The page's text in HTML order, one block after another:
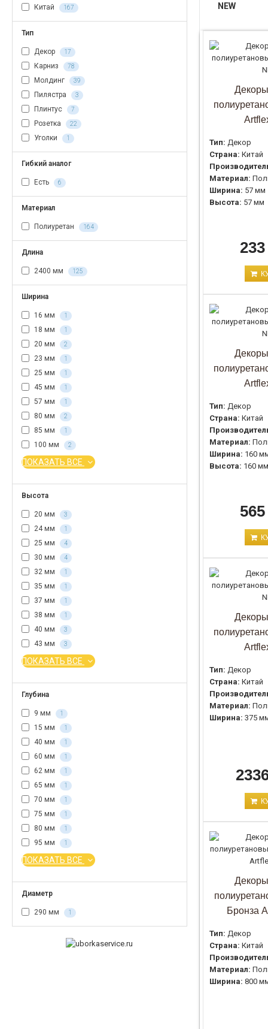
Китай 167
Тип
Декор 17
Карниз 78
Молдинг 39
Пилястра 3
Плинтус 7
Розетка 22
Уголки 1
Гибкий аналог
Есть 6
Материал
Полиуретан 164
Длина
2400 мм 125
Ширина
16 мм 1
18 мм 1
20 мм 2
23 мм 1
25 мм 1
45 мм 1
57 мм 1
80 мм 2
85 мм 1
100 мм 2
ПОКАЗАТЬ ВСЕ
Высота
20 мм 3
24 мм 1
25 мм 4
30 мм 4
32 мм 1
35 мм 1
37 мм 1
38 мм 1
40 мм 3
43 мм 3
ПОКАЗАТЬ ВСЕ
Глубина
9 мм 1
15 мм 1
40 мм 1
60 мм 1
62 мм 1
65 мм 1
70 мм 1
75 мм 1
80 мм 1
95 мм 1
ПОКАЗАТЬ ВСЕ
Диаметр
290 мм 1
NEW
Тип: Декор
Страна: Китай
Материал:
Ширина: 57 мм
Высота: 57 мм
Тип: Декор
Страна: Китай
Материал:
Ширина: 160
Высота: 160 мм
Тип: Декор
Страна: Китай
Материал:
Ширина: 375
Бронза
Тип: Декор
Страна: Китай
Материал:
Ширина: 800